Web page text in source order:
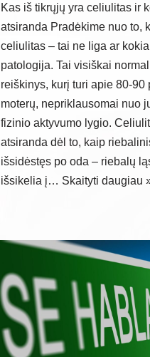
Kas iš tikrųjų yra celiulitas ir
atsiranda Pradėkime nuo to,
celiulitas – tai ne liga ar
patologija. Tai visiškai
reiškinys, kurį turi apie 80-90
moterų, nepriklausomai nuo
fizinio aktyvumo lygio.
atsiranda dėl to, kaip
išsidėstęs po oda – riebalų
išsikelia į… Skaityti daugiau